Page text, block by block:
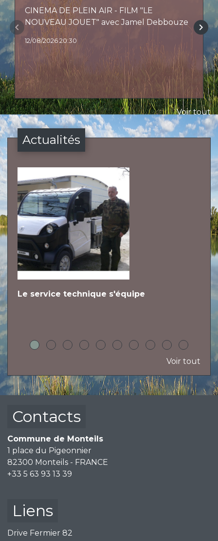
CINEMA DE PLEIN AIR - FILM "LE
NOUVEAU JOUET" avec Jamel Debbouze
12/08/2026 20:30
keyboard_arrow_left keyboard_arrow_right
Voir tout
Actualités
Le service technique s'équipe
Voir tout
Contacts
Commune de Monteils
1 place du Pigeonnier
82300 Monteils - FRANCE
+33 5 63 93 13 39
Liens
Drive Fermier 82